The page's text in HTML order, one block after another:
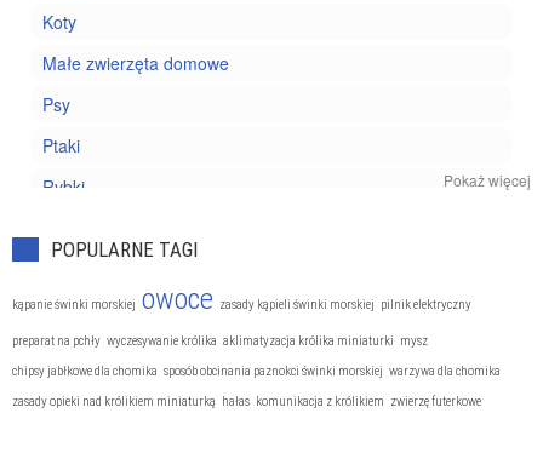
Koty
Małe zwierzęta domowe
Psy
Ptaki
Rybki
Pokaż więcej
POPULARNE TAGI
kąpanie świnki morskiej owoce zasady kąpieli świnki morskiej pilnik elektryczny
preparat na pchły wyczesywanie królika aklimatyzacja królika miniaturki mysz
chipsy jabłkowe dla chomika sposób obcinania paznokci świnki morskiej warzywa dla chomika
zasady opieki nad królikiem miniaturką hałas komunikacja z królikiem zwierzę futerkowe